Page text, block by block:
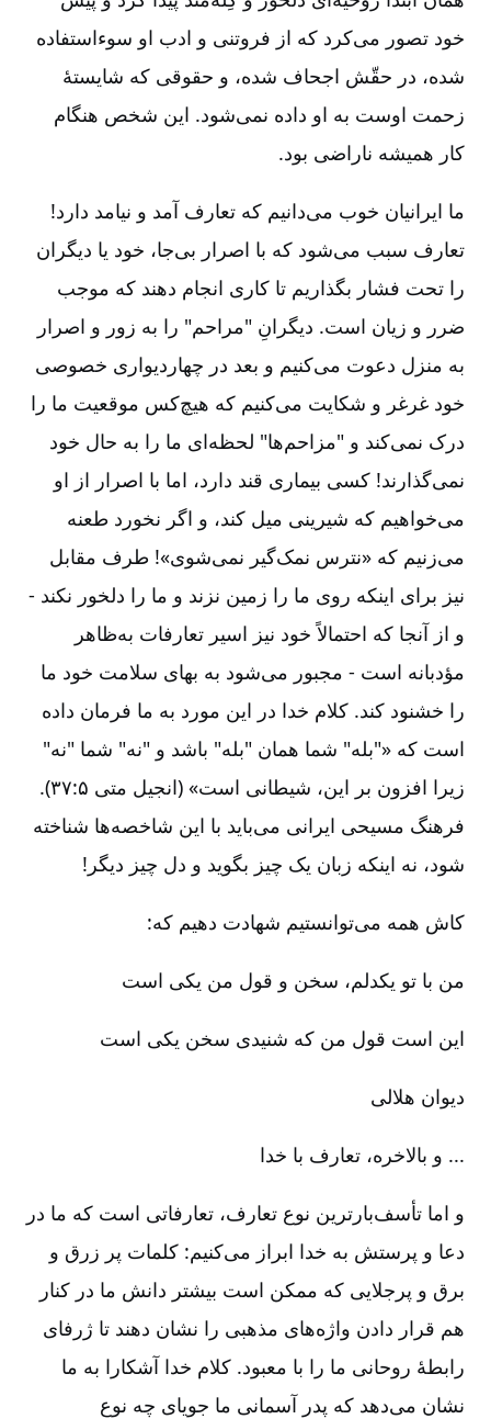
خود تصور می‌کرد که از فروتنی و ادب او سوء‌استفاده
شده، در حقّش اجحاف شده، و حقوقی که شایستۀ
زحمت اوست به او داده نمی‌شود. این شخص هنگام
کار همیشه ناراضی بود.
ما ایرانیان خوب می‌دانیم که تعارف آمد و نیامد دارد!
تعارف سبب می‌شود که با اصرار بی‌جا، خود یا دیگران
را تحت فشار بگذاریم تا کاری انجام دهند که موجب
ضرر و زیان است. دیگرانِ "مراحم" را به زور و اصرار
به منزل دعوت می‌کنیم و بعد در چهاردیواری خصوصی
خود غرغر و شکایت می‌کنیم که هیچ‌کس موقعیت ما را
درک نمی‌کند و "مزاحم‌ها" لحظه‌ای ما را به حال خود
نمی‌گذارند! کسی بیماری قند دارد، اما با اصرار از او
می‌‌خواهیم که شیرینی میل کند، و اگر نخورد طعنه
می‌زنیم که «نترس نمک‌گیر نمی‌شوی»! طرف مقابل
نیز برای اینکه روی ما را زمین نزند و ما را دلخور نکند -‏‏‏‏
و از آنجا که احتمالاً خود نیز اسیر تعارفات به‌ظاهر
مؤدبانه است -‏‏‏‏ مجبور می‌شود به بهای سلامت خود ما
را خشنود کند. کلام خدا در این مورد به ما فرمان داده
است که «"بله" شما همان "بله" باشد و "نه" شما "نه"
زیرا افزون بر این، شیطانی است» (انجیل متی ۵:‏۳۷).
فرهنگ مسیحی ایرانی می‌باید با این شاخصه‌ها شناخته
شود، نه اینکه زبان یک چیز بگوید و دل چیز دیگر!
کاش همه می‌توانستیم شهادت دهیم که:
من با تو یکدلم، سخن و قول من یکی است
این است قول من که شنیدی سخن یکی است
دیوان هلالی
... و بالاخره، تعارف با خدا
و اما تأسف‌بارترین نوع تعارف، تعارفاتی است که ما در
دعا و پرستش به خدا ابراز می‌کنیم: کلمات پر زرق و
برق و پرجلایی که ممکن است بیشتر دانش ما در کنار
هم قرار دادن واژه‌های مذهبی را نشان ‌دهند تا ژرفای
رابطۀ روحانی ما را با معبود. کلام خدا آشکارا به ما
نشان می‌دهد که پدر آسمانی ما جویای چه نوع